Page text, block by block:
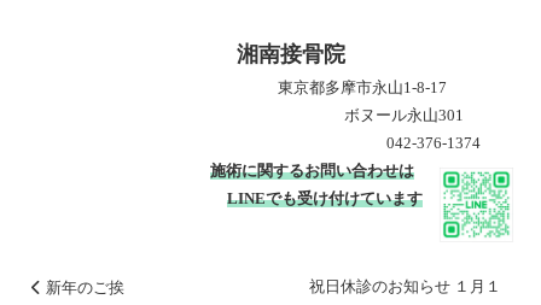
湘南接骨院____________________
東京都多摩市永山1‐8‐17
ボヌール永山301
042-376-1374____
施術に関するお問い合わせは_
LINEでも受け付けています
新年のご挨
祝日休診のお知らせ １月１